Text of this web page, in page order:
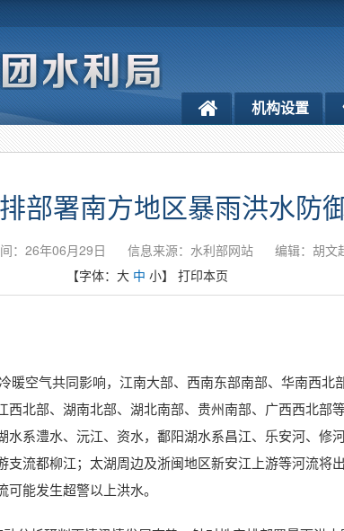
机构设置
部署南方地区暴雨洪水防
：26年06月29日 信息来源：水利部网站
编辑：胡文
【字体： 大 中 小】 打印本页
暖空气共同影响，江南大部、西南东部南部、华南西北
西北部、湖南北部、湖北南部、贵州南部、广西西北部
系澧水、沅江、资水，鄱阳湖水系昌江、乐安河、修
支流都柳江；太湖周边及浙闽地区新安江上游等河流将
能发生超警以上洪水。